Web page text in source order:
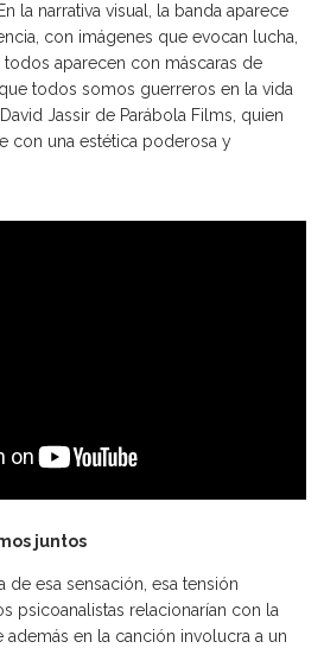
la narrativa visual, la banda aparece
con imágenes que evocan lucha,
aparecen con máscaras de
todos somos guerreros en la vida
Jassir de Parábola Films, quien
con una estética poderosa y
juntos
de esa sensación, esa tensión
psicoanalistas relacionarían con la
en la canción involucra a un